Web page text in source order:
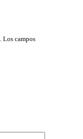
Los campos